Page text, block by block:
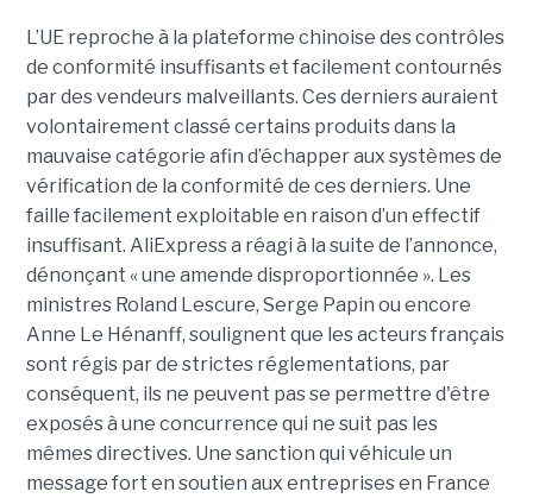
L’UE reproche à la plateforme chinoise des contrôles
de conformité insuffisants et facilement contournés
par des vendeurs malveillants. Ces derniers auraient
volontairement classé certains produits dans la
mauvaise catégorie afin d’échapper aux systèmes de
vérification de la conformité de ces derniers. Une
faille facilement exploitable en raison d’un effectif
insuffisant. AliExpress a réagi à la suite de l’annonce,
dénonçant « une amende disproportionnée ». Les
ministres Roland Lescure, Serge Papin ou encore
Anne Le Hénanff, soulignent que les acteurs français
sont régis par de strictes réglementations, par
conséquent, ils ne peuvent pas se permettre d'être
exposés à une concurrence qui ne suit pas les
mêmes directives. Une sanction qui véhicule un
message fort en soutien aux entreprises en France